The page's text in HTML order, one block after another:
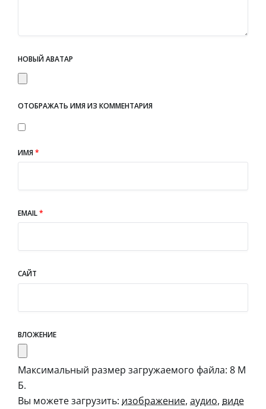
НОВЫЙ АВАТАР
ОТОБРАЖАТЬ ИМЯ ИЗ КОММЕНТАРИЯ
ИМЯ*
EMAIL*
САЙТ
ВЛОЖЕНИЕ
Максимальный размер загружаемого файла: 8 М
Б.
Вы можете загрузить: изображение, аудио, виде